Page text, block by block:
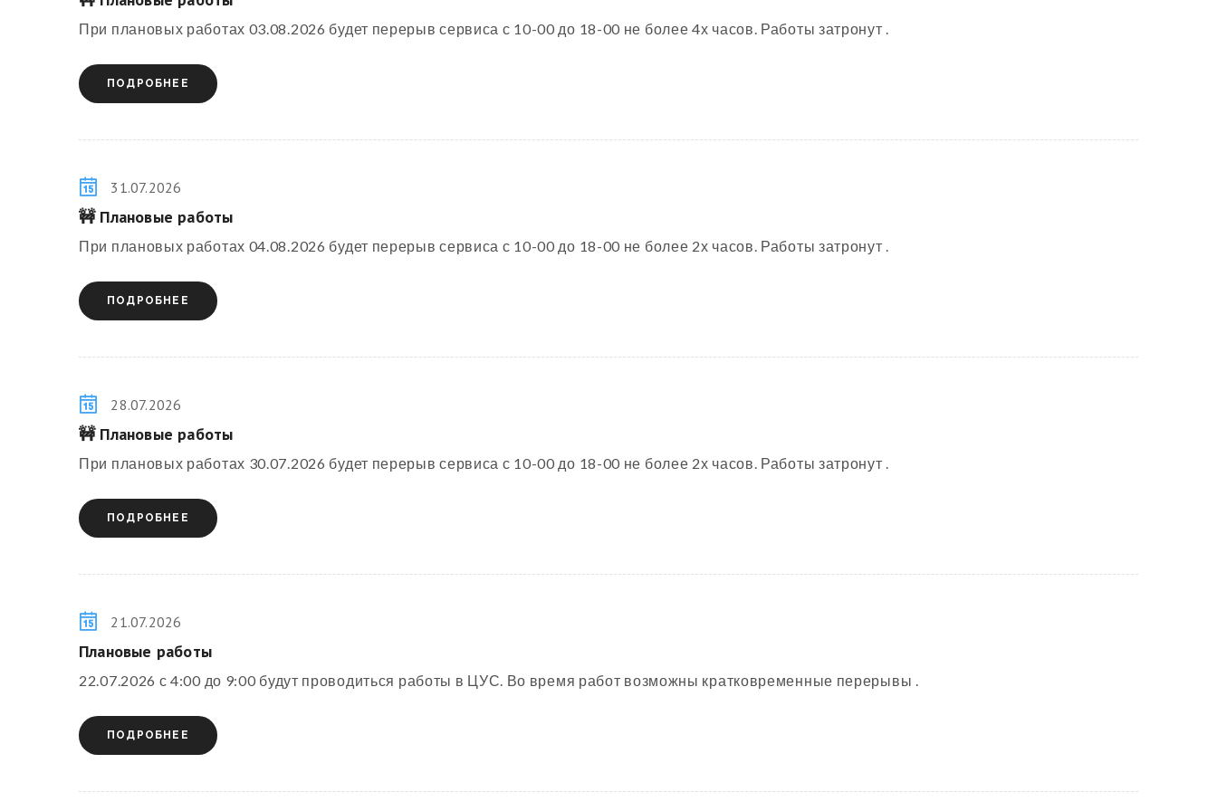
При плановых работах 03.08.2026 будет перерыв сервиса с 10-00 до 18-00 не более 4х часов. Работы затронут .
ПОДРОБНЕЕ
31.07.2026
🚧 Плановые работы
При плановых работах 04.08.2026 будет перерыв сервиса с 10-00 до 18-00 не более 2х часов. Работы затронут .
ПОДРОБНЕЕ
28.07.2026
🚧 Плановые работы
При плановых работах 30.07.2026 будет перерыв сервиса с 10-00 до 18-00 не более 2х часов. Работы затронут .
ПОДРОБНЕЕ
21.07.2026
Плановые работы
22.07.2026 с 4:00 до 9:00 будут проводиться работы в ЦУС. Во время работ возможны кратковременные перерывы .
ПОДРОБНЕЕ